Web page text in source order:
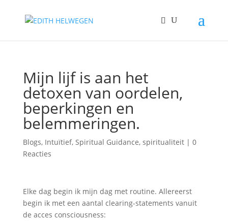
Mijn lijf is aan het
detoxen van oordelen,
beperkingen en
belemmeringen.
Blogs, Intuïtief, Spiritual Guidance, spiritualiteit| 0
Reacties
Elke dag begin ik mijn dag met routine. Allereerst
begin ik met een aantal clearing-statements vanuit
de acces consciousness: